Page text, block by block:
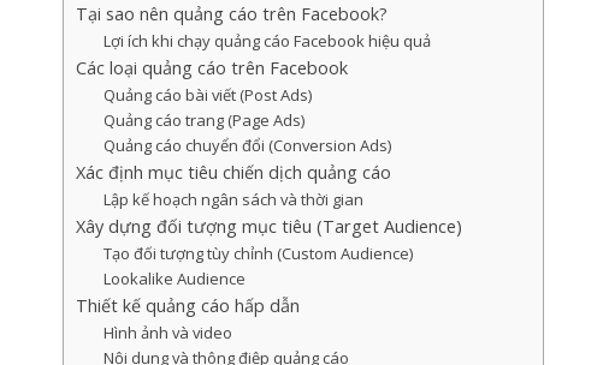
Tại sao nên quảng cáo trên Facebook?
Lợi ích khi chạy quảng cáo Facebook hiệu quả
Các loại quảng cáo trên Facebook
Quảng cáo bài viết (Post Ads)
Quảng cáo trang (Page Ads)
Quảng cáo chuyển đổi (Conversion Ads)
Xác định mục tiêu chiến dịch quảng cáo
Lập kế hoạch ngân sách và thời gian
Xây dựng đối tượng mục tiêu (Target Audience)
Tạo đối tượng tùy chỉnh (Custom Audience)
Lookalike Audience
Thiết kế quảng cáo hấp dẫn
Hình ảnh và video
Nội dung và thông điệp quảng cáo